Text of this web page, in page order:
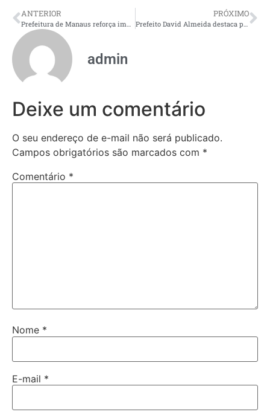
ANTERIOR
Prefeitura de Manaus reforça importância da adesão às ações de prevenção à gravidez na adolescência
PRÓXIMO
Prefeito David Almeida destaca participação estratégica de Manaus em conselho nacional sobre a Reforma Tributária
admin
Deixe um comentário
O seu endereço de e-mail não será publicado.
Campos obrigatórios são marcados com *
Comentário *
Nome *
E-mail *